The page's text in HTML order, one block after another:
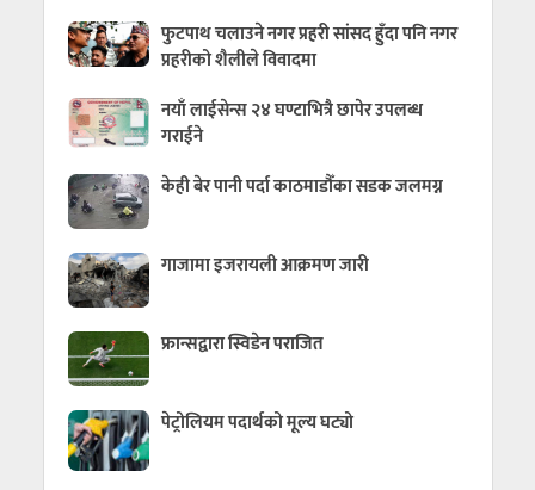
फुटपाथ चलाउने नगर प्रहरी सांसद हुँदा पनि नगर
प्रहरीको शैलीले विवादमा
नयाँ लाईसेन्स २४ घण्टाभित्रै छापेर उपलब्ध
गराईने
केही बेर पानी पर्दा काठमाडौँका सडक जलमग्न
गाजामा इजरायली आक्रमण जारी
फ्रान्सद्वारा स्विडेन पराजित
पेट्रोलियम पदार्थको मूल्य घट्यो